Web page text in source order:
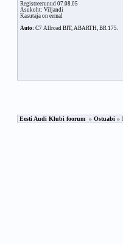
Registreerunud 07.08.05
Asukoht: Viljandi
Kasutaja on eemal
Auto: C7 Allroad BIT, ABARTH, BR 175.
Eesti Audi Klubi foorum » Ostuabi »